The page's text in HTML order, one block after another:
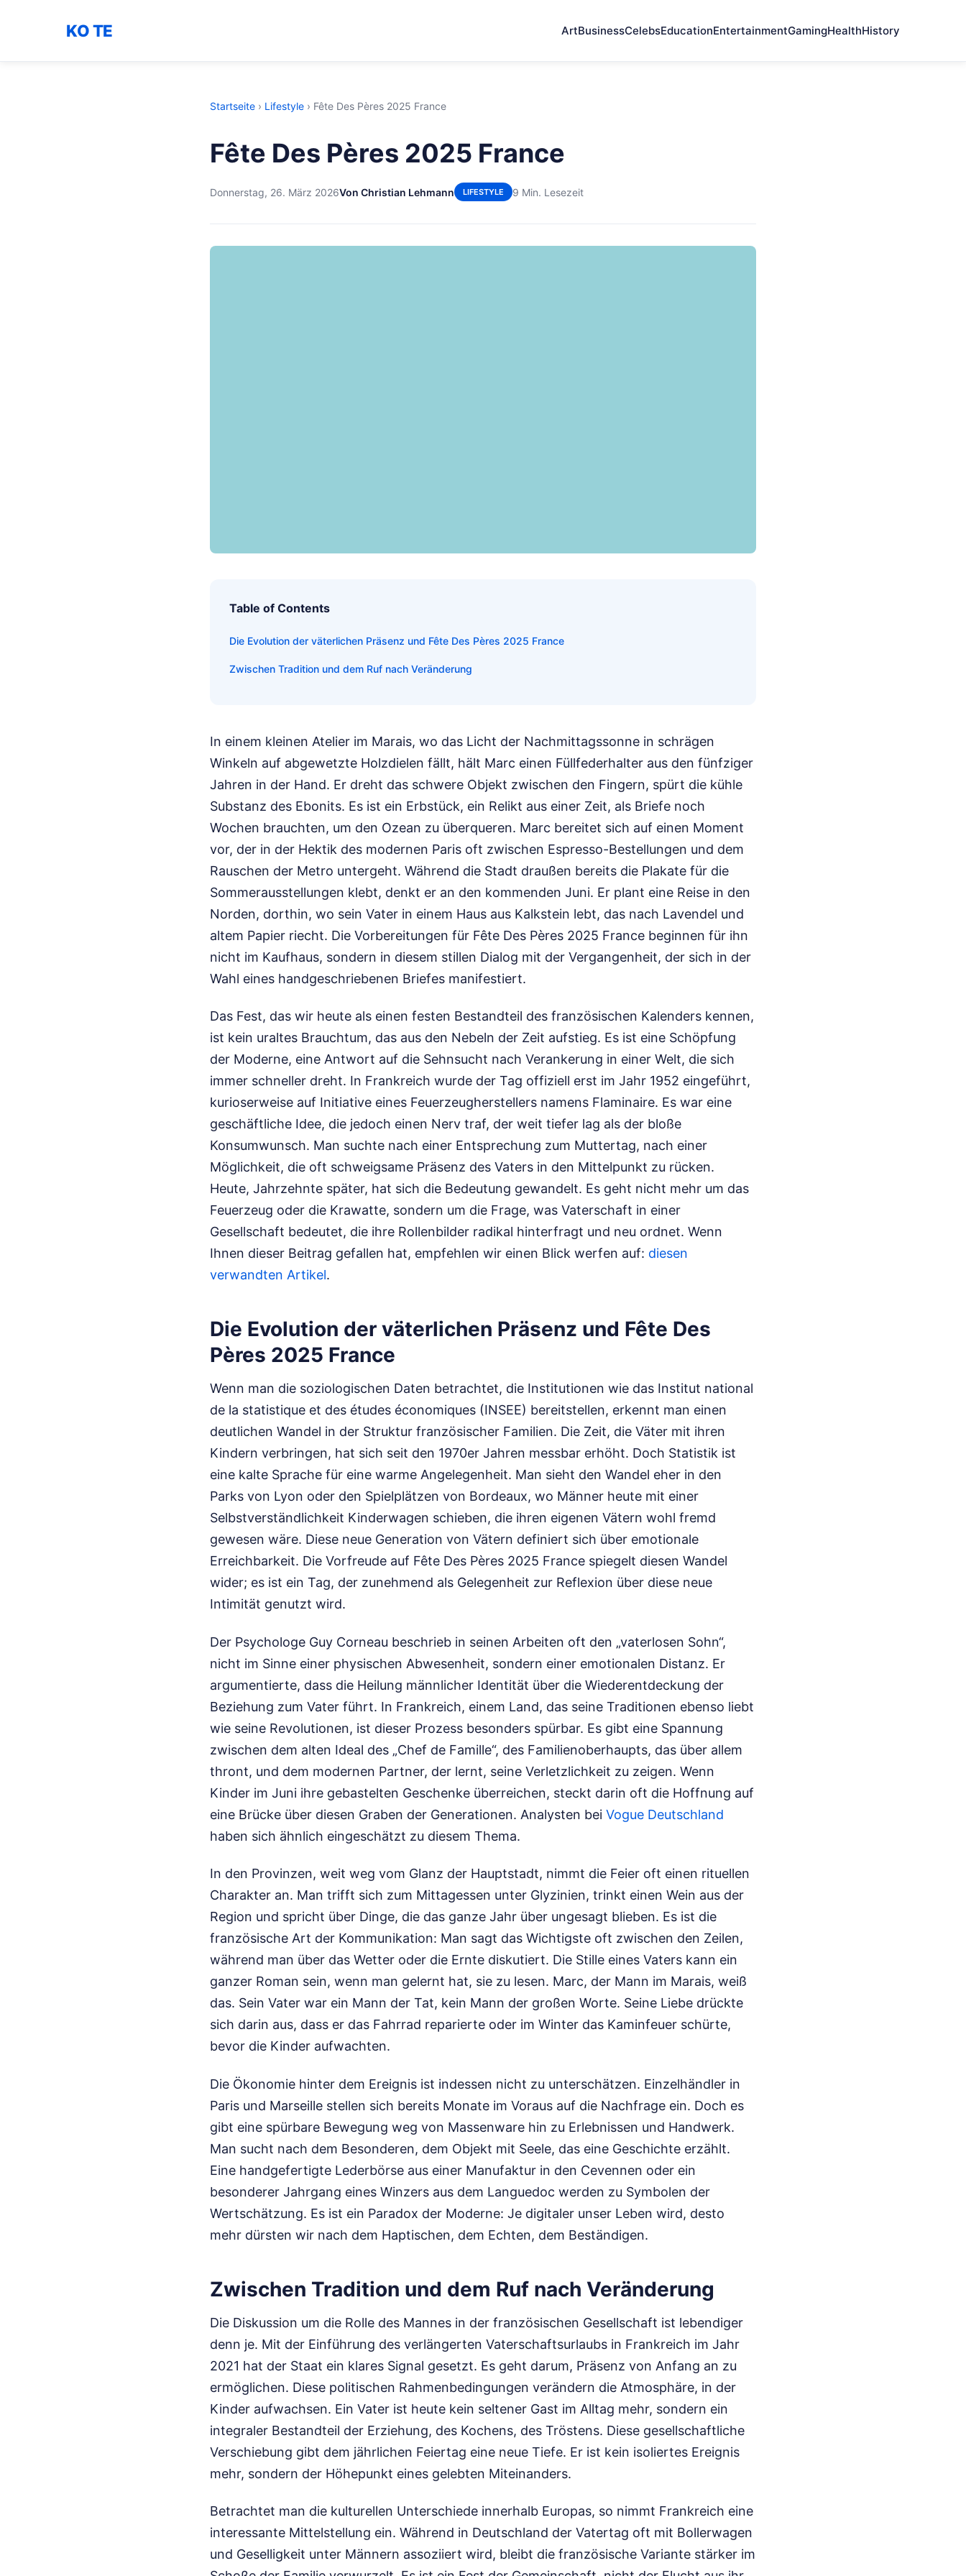
KO TE ArtBusinessCelebsEducationEntertainmentGamingHealthHistory
Startseite › Lifestyle › Fête Des Pères 2025 France
Fête Des Pères 2025 France
Donnerstag, 26. März 2026Von Christian Lehmann LIFESTYLE 9 Min. Lesezeit
Table of Contents
Die Evolution der väterlichen Präsenz und Fête Des Pères 2025 France
Zwischen Tradition und dem Ruf nach Veränderung
In einem kleinen Atelier im Marais, wo das Licht der Nachmittagssonne in schrägen
Winkeln auf abgewetzte Holzdielen fällt, hält Marc einen Füllfederhalter aus den fünfziger
Jahren in der Hand. Er dreht das schwere Objekt zwischen den Fingern, spürt die kühle
Substanz des Ebonits. Es ist ein Erbstück, ein Relikt aus einer Zeit, als Briefe noch
Wochen brauchten, um den Ozean zu überqueren. Marc bereitet sich auf einen Moment
vor, der in der Hektik des modernen Paris oft zwischen Espresso-Bestellungen und dem
Rauschen der Metro untergeht. Während die Stadt draußen bereits die Plakate für die
Sommerausstellungen klebt, denkt er an den kommenden Juni. Er plant eine Reise in den
Norden, dorthin, wo sein Vater in einem Haus aus Kalkstein lebt, das nach Lavendel und
altem Papier riecht. Die Vorbereitungen für Fête Des Pères 2025 France beginnen für ihn
nicht im Kaufhaus, sondern in diesem stillen Dialog mit der Vergangenheit, der sich in der
Wahl eines handgeschriebenen Briefes manifestiert.
Das Fest, das wir heute als einen festen Bestandteil des französischen Kalenders kennen,
ist kein uraltes Brauchtum, das aus den Nebeln der Zeit aufstieg. Es ist eine Schöpfung
der Moderne, eine Antwort auf die Sehnsucht nach Verankerung in einer Welt, die sich
immer schneller dreht. In Frankreich wurde der Tag offiziell erst im Jahr 1952 eingeführt,
kurioserweise auf Initiative eines Feuerzeugherstellers namens Flaminaire. Es war eine
geschäftliche Idee, die jedoch einen Nerv traf, der weit tiefer lag als der bloße
Konsumwunsch. Man suchte nach einer Entsprechung zum Muttertag, nach einer
Möglichkeit, die oft schweigsame Präsenz des Vaters in den Mittelpunkt zu rücken.
Heute, Jahrzehnte später, hat sich die Bedeutung gewandelt. Es geht nicht mehr um das
Feuerzeug oder die Krawatte, sondern um die Frage, was Vaterschaft in einer
Gesellschaft bedeutet, die ihre Rollenbilder radikal hinterfragt und neu ordnet. Wenn
Ihnen dieser Beitrag gefallen hat, empfehlen wir einen Blick werfen auf: diesen
verwandten Artikel.
Die Evolution der väterlichen Präsenz und Fête Des
Pères 2025 France
Wenn man die soziologischen Daten betrachtet, die Institutionen wie das Institut national
de la statistique et des études économiques (INSEE) bereitstellen, erkennt man einen
deutlichen Wandel in der Struktur französischer Familien. Die Zeit, die Väter mit ihren
Kindern verbringen, hat sich seit den 1970er Jahren messbar erhöht. Doch Statistik ist
eine kalte Sprache für eine warme Angelegenheit. Man sieht den Wandel eher in den
Parks von Lyon oder den Spielplätzen von Bordeaux, wo Männer heute mit einer
Selbstverständlichkeit Kinderwagen schieben, die ihren eigenen Vätern wohl fremd
gewesen wäre. Diese neue Generation von Vätern definiert sich über emotionale
Erreichbarkeit. Die Vorfreude auf Fête Des Pères 2025 France spiegelt diesen Wandel
wider; es ist ein Tag, der zunehmend als Gelegenheit zur Reflexion über diese neue
Intimität genutzt wird.
Der Psychologe Guy Corneau beschrieb in seinen Arbeiten oft den „vaterlosen Sohn“,
nicht im Sinne einer physischen Abwesenheit, sondern einer emotionalen Distanz. Er
argumentierte, dass die Heilung männlicher Identität über die Wiederentdeckung der
Beziehung zum Vater führt. In Frankreich, einem Land, das seine Traditionen ebenso liebt
wie seine Revolutionen, ist dieser Prozess besonders spürbar. Es gibt eine Spannung
zwischen dem alten Ideal des „Chef de Famille“, des Familienoberhaupts, das über allem
thront, und dem modernen Partner, der lernt, seine Verletzlichkeit zu zeigen. Wenn
Kinder im Juni ihre gebastelten Geschenke überreichen, steckt darin oft die Hoffnung auf
eine Brücke über diesen Graben der Generationen. Analysten bei Vogue Deutschland
haben sich ähnlich eingeschätzt zu diesem Thema.
In den Provinzen, weit weg vom Glanz der Hauptstadt, nimmt die Feier oft einen rituellen
Charakter an. Man trifft sich zum Mittagessen unter Glyzinien, trinkt einen Wein aus der
Region und spricht über Dinge, die das ganze Jahr über ungesagt blieben. Es ist die
französische Art der Kommunikation: Man sagt das Wichtigste oft zwischen den Zeilen,
während man über das Wetter oder die Ernte diskutiert. Die Stille eines Vaters kann ein
ganzer Roman sein, wenn man gelernt hat, sie zu lesen. Marc, der Mann im Marais, weiß
das. Sein Vater war ein Mann der Tat, kein Mann der großen Worte. Seine Liebe drückte
sich darin aus, dass er das Fahrrad reparierte oder im Winter das Kaminfeuer schürte,
bevor die Kinder aufwachten.
Die Ökonomie hinter dem Ereignis ist indessen nicht zu unterschätzen. Einzelhändler in
Paris und Marseille stellen sich bereits Monate im Voraus auf die Nachfrage ein. Doch es
gibt eine spürbare Bewegung weg von Massenware hin zu Erlebnissen und Handwerk.
Man sucht nach dem Besonderen, dem Objekt mit Seele, das eine Geschichte erzählt.
Eine handgefertigte Lederbörse aus einer Manufaktur in den Cevennen oder ein
besonderer Jahrgang eines Winzers aus dem Languedoc werden zu Symbolen der
Wertschätzung. Es ist ein Paradox der Moderne: Je digitaler unser Leben wird, desto
mehr dürsten wir nach dem Haptischen, dem Echten, dem Beständigen.
Zwischen Tradition und dem Ruf nach Veränderung
Die Diskussion um die Rolle des Mannes in der französischen Gesellschaft ist lebendiger
denn je. Mit der Einführung des verlängerten Vaterschaftsurlaubs in Frankreich im Jahr
2021 hat der Staat ein klares Signal gesetzt. Es geht darum, Präsenz von Anfang an zu
ermöglichen. Diese politischen Rahmenbedingungen verändern die Atmosphäre, in der
Kinder aufwachsen. Ein Vater ist heute kein seltener Gast im Alltag mehr, sondern ein
integraler Bestandteil der Erziehung, des Kochens, des Tröstens. Diese gesellschaftliche
Verschiebung gibt dem jährlichen Feiertag eine neue Tiefe. Er ist kein isoliertes Ereignis
mehr, sondern der Höhepunkt eines gelebten Miteinanders.
Betrachtet man die kulturellen Unterschiede innerhalb Europas, so nimmt Frankreich eine
interessante Mittelstellung ein. Während in Deutschland der Vatertag oft mit Bollerwagen
und Geselligkeit unter Männern assoziiert wird, bleibt die französische Variante stärker im